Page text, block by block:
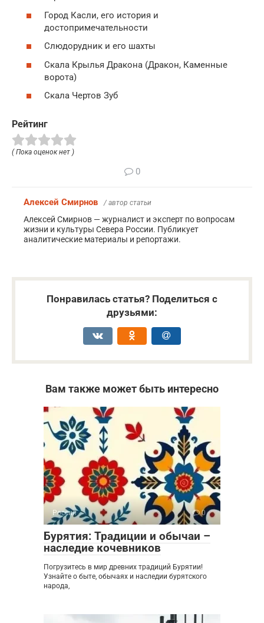
Город Касли, его история и
достопримечательности
Слюдорудник и его шахты
Скала Крылья Дракона (Дракон, Каменные
ворота)
Скала Чертов Зуб
Рейтинг
( Пока оценок нет )
0
Алексей Смирнов / автор статьи
Алексей Смирнов — журналист и эксперт по вопросам
жизни и культуры Севера России. Публикует
аналитические материалы и репортажи.
Понравилась статья? Поделиться с
друзьями:
Вам также может быть интересно
Россия 0
Бурятия: Традиции и обычаи –
наследие кочевников
Погрузитесь в мир древних традиций Бурятии!
Узнайте о быте, обычаях и наследии бурятского
народа,